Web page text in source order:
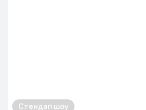
Стендап шоу